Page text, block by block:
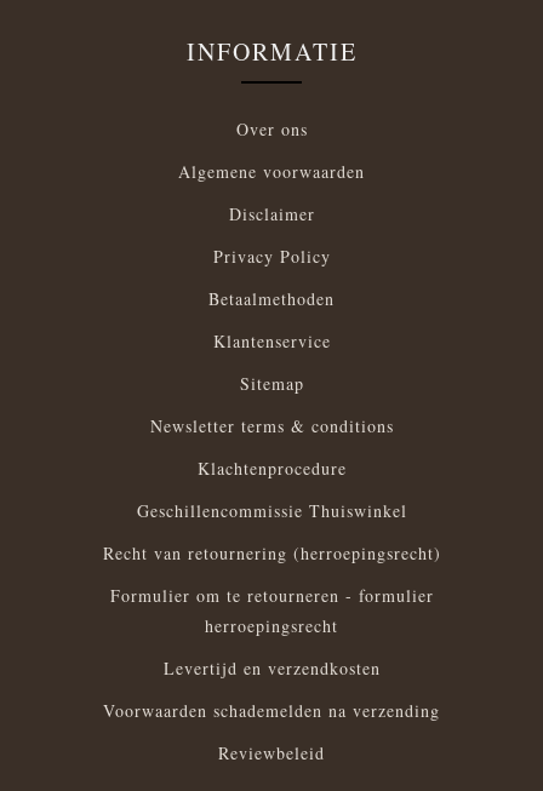
INFORMATIE
Over ons
Algemene voorwaarden
Disclaimer
Privacy Policy
Betaalmethoden
Klantenservice
Sitemap
Newsletter terms & conditions
Klachtenprocedure
Geschillencommissie Thuiswinkel
Recht van retournering (herroepingsrecht)
Formulier om te retourneren - formulier
herroepingsrecht
Levertijd en verzendkosten
Voorwaarden schademelden na verzending
Reviewbeleid